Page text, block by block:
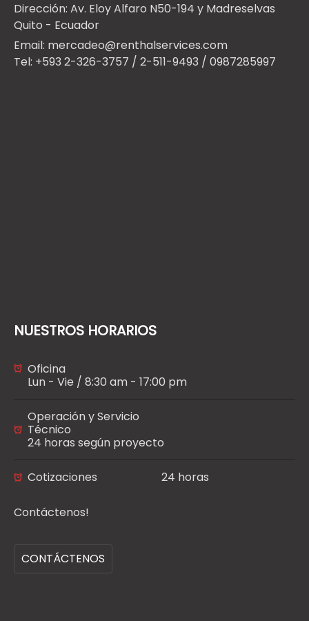
Dirección: Av. Eloy Alfaro N50-194 y Madreselvas
Quito - Ecuador
Email: mercadeo@renthalservices.com
Tel: +593 2-326-3757 / 2-511-9493 / 0987285997
NUESTROS HORARIOS
Oficina
Lun - Vie / 8:30 am - 17:00 pm
Operación y Servicio
Técnico
24 horas según proyecto
Cotizaciones 24 horas
Contáctenos!
CONTÁCTENOS